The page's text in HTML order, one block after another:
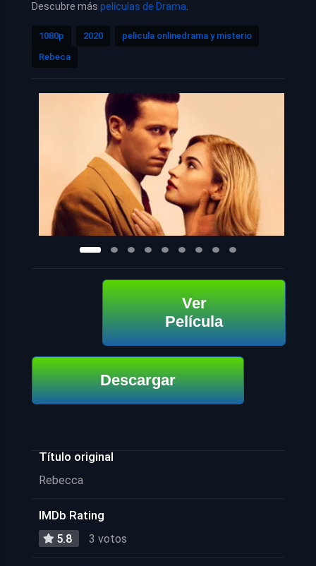
Descubre más películas de Drama
1080p 2020
pelicula onlinedrama y misterio
Rebeca
Ver
Película
Descargar
Título original
Rebecca
IMDb Rating
5.8 3 votos